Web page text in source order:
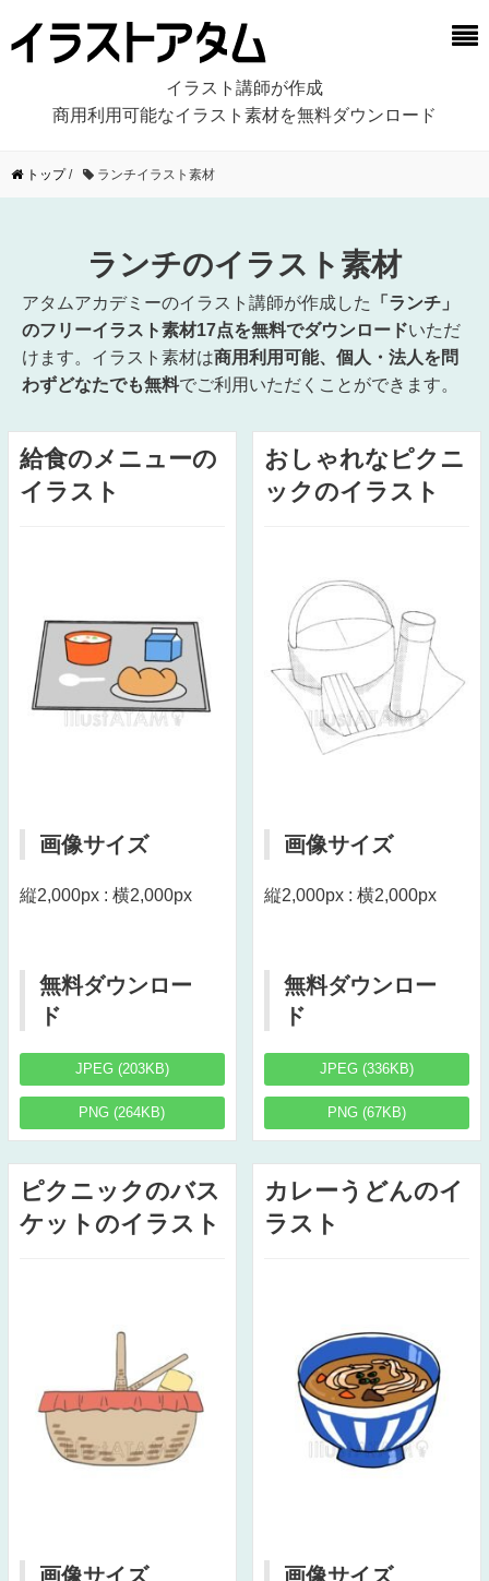
イラスト講師が作成
商用利用可能なイラスト素材を無料ダウンロード
トップ/ ランチイラスト素材
ランチのイラスト素材
アタムアカデミーのイラスト講師が作成した
「ランチ」
のフリーイラスト素材17点を無料でダウンロードいただ
けます。イラスト素材は商用利用可能、個人・法人を問
わずどなたでも無料でご利用いただくことができます。
給食のメニューの
イラスト
画像サイズ
縦2,000px : 横2,000px
無料ダウンロー
ド
JPEG (203KB)
PNG (264KB)
おしゃれなピクニ
ックのイラスト
画像サイズ
縦2,000px : 横2,000px
無料ダウンロー
ド
JPEG (336KB)
PNG (67KB)
ピクニックのバス
ケットのイラスト
画像サイズ
カレーうどんのイ
ラスト
画像サイズ